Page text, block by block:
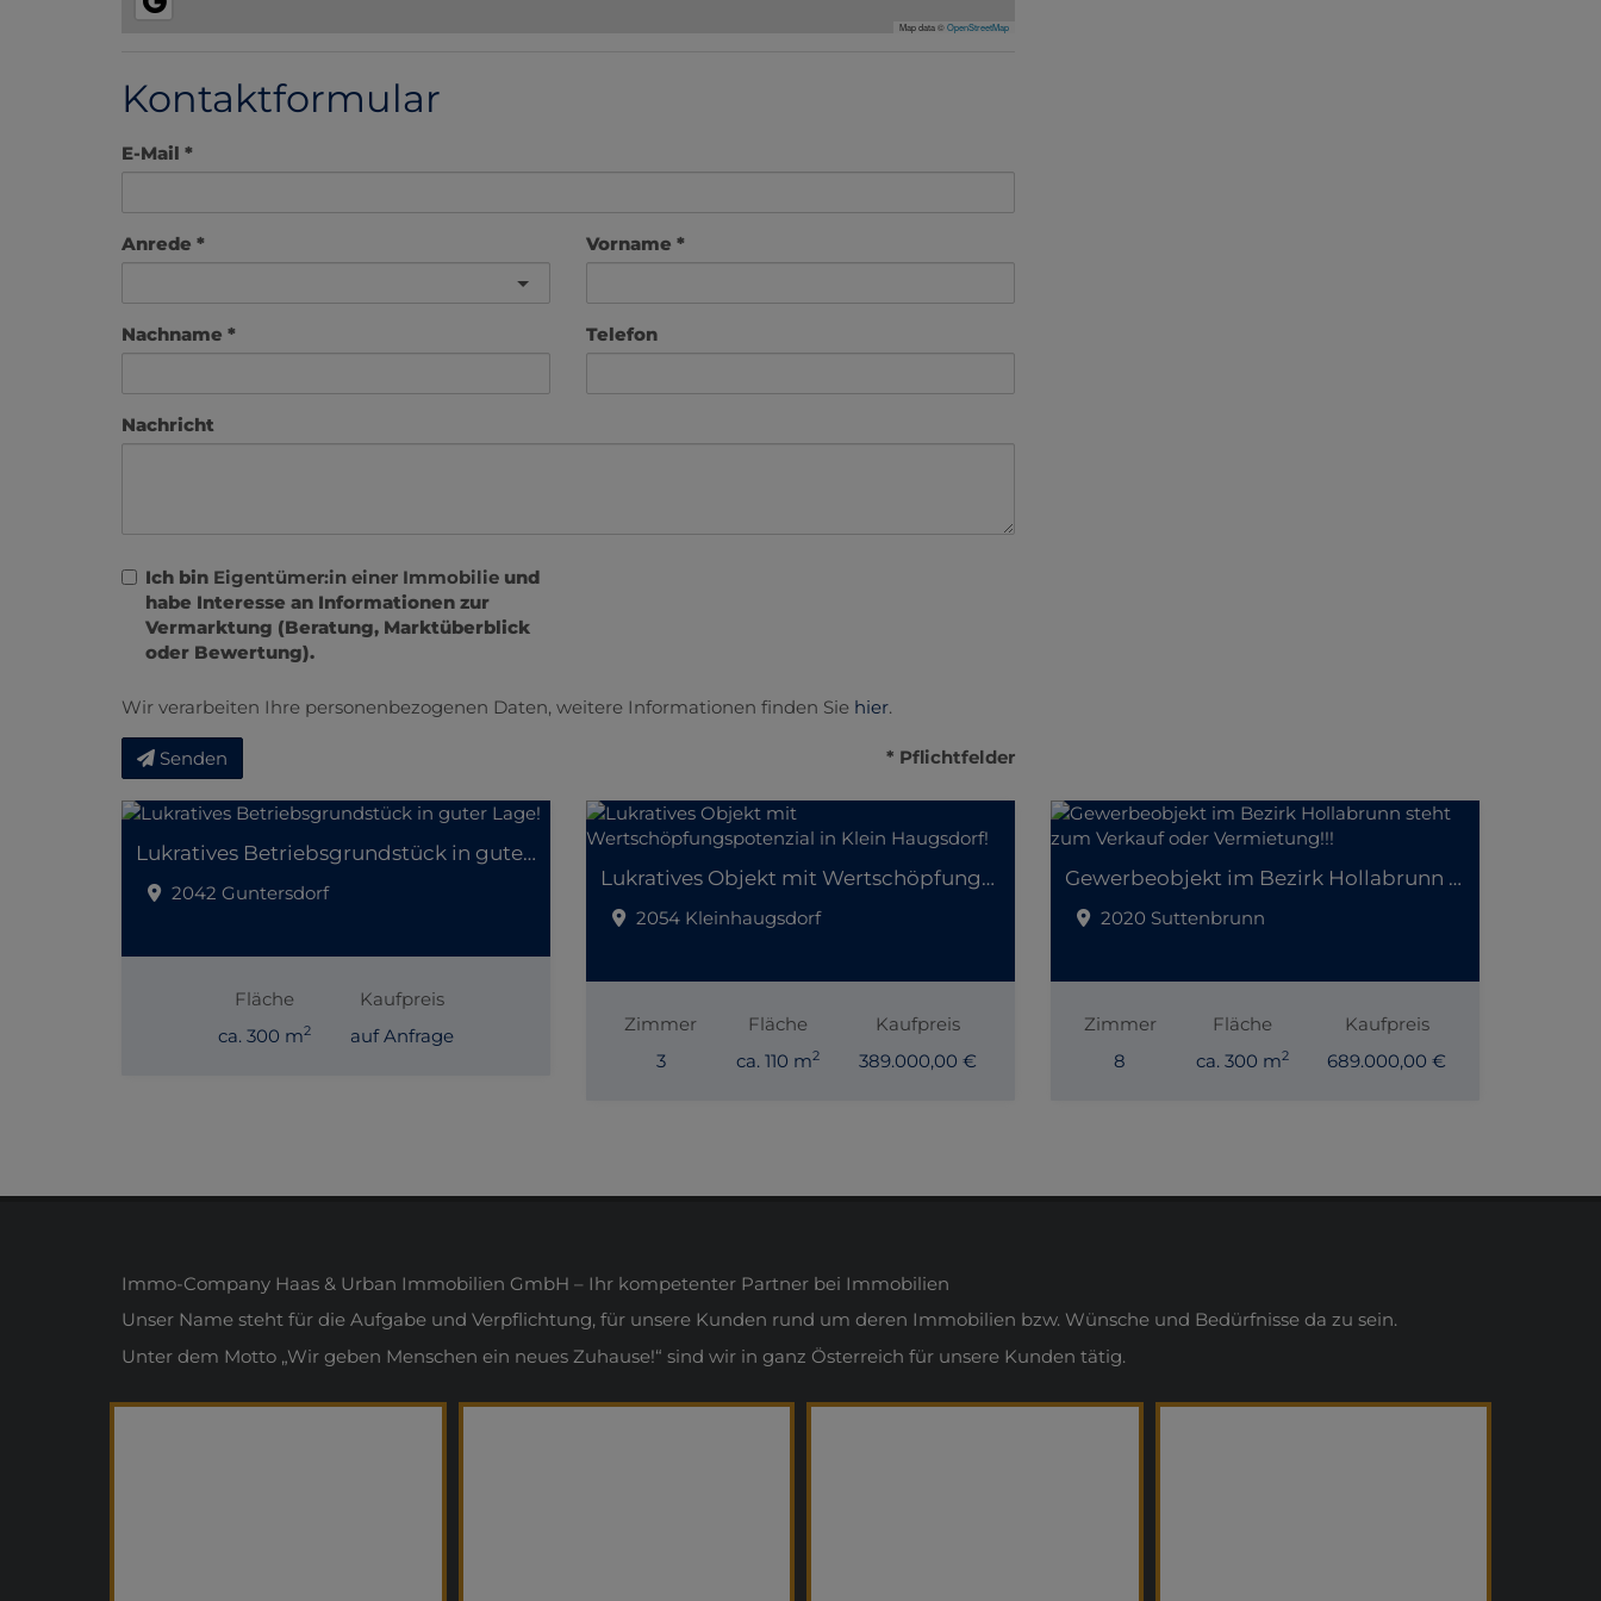
Map data ©OpenStreetMap
Kontaktformular
E-Mail
Anrede Vorname
Nachname Telefon
Nachricht
Ich bin Eigentümer:in einer Immobilie und
habe Interesse an Informationen zur
Vermarktung (Beratung, Marktüberblick
oder Bewertung).
Wir verarbeiten Ihre personenbezogenen Daten, weitere Informationen finden Sie hier.
Senden * Pflichtfelder
Lukratives Betriebsgrundstück in guter Lage!
2042 Guntersdorf
Fläche
ca. 300 m2
Kaufpreis
auf Anfrage
Lukratives Objekt mit Wertschöpfungspotenzial in Klein Haugsdorf!
2054 Kleinhaugsdorf
Zimmer
3
Fläche
ca. 110 m2
Kaufpreis
389.000,00 €
Gewerbeobjekt im Bezirk Hollabrunn steht zum Verkauf oder Vermietung!!!
2020 Suttenbrunn
Zimmer
8
Fläche
ca. 300 m2
Kaufpreis
689.000,00 €
Immo-Company Haas & Urban Immobilien GmbH – Ihr kompetenter Partner bei Immobilien
Unser Name steht für die Aufgabe und Verpflichtung, für unsere Kunden rund um deren Immobilien bzw. Wünsche und Bedürfnisse da zu sein.
Unter dem Motto „Wir geben Menschen ein neues Zuhause!“ sind wir in ganz Österreich für unsere Kunden tätig.